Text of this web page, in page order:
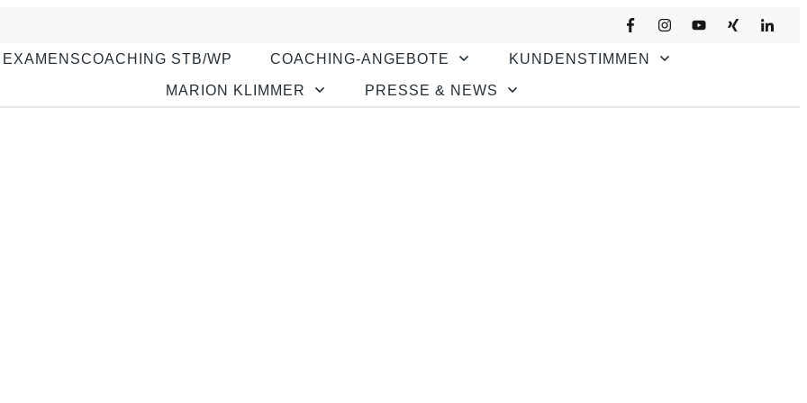
EXAMENSCOACHING STB/WP COACHING-ANGEBOTE KUNDENSTIMMEN
MARION KLIMMER PRESSE & NEWS